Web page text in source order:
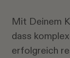
Mit Deinem
dass
erfolgreich